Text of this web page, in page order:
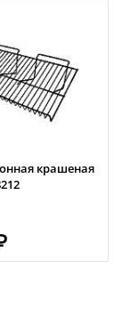
крашеная